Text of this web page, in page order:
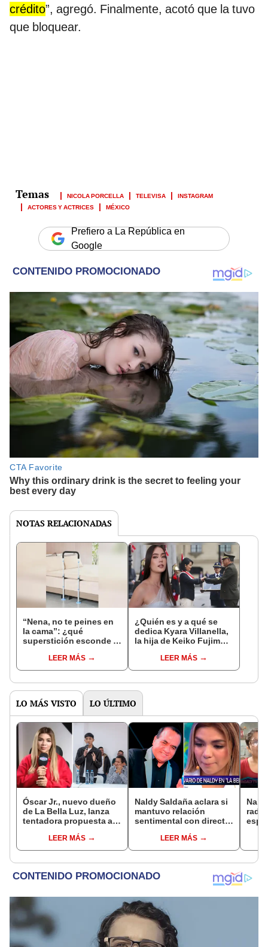
crédito”, agregó. Finalmente, acotó que la tuvo
que bloquear.
NICOLA PORCELLA TELEVISA
INSTAGRAM
ACTORES Y ACTRICES
MÉXICO
Prefiero a La República en
Google
NOTAS RELACIONADAS
“Nena, no te peines en
la cama”: ¿qué
superstición esconde la
Enanitos Verdes?
LEER MÁS
¿Quién es y a qué se
dedica Kyara Villanella,
la hija de Keiko Fujimori
nivel nacional?
LEER MÁS
LO MÁS VISTO LO ÚLTIMO
Óscar Jr., nuevo dueño
de La Bella Luz, lanza
tentadora propuesta a
denuncia por
tocamientos: “Va a
LEER MÁS
Naldy Saldaña aclara si
mantuvo relación
sentimental con director
denunciarlo por
tocamientos: “Me
LEER MÁS